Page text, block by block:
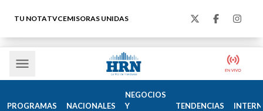
TU NOTATVCEMISORAS UNIDAS
PROGRAMAS NACIONALES
NEGOCIOS
Y
TENDENCIAS